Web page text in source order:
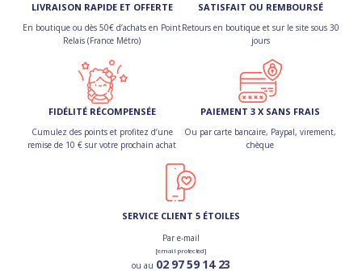
LIVRAISON RAPIDE ET OFFERTE
En boutique ou dès 50€ d’achats en Point
Relais (France Métro)
SATISFAIT OU REMBOURSÉ
Retours en boutique et sur le site sous 30
jours
FIDÉLITÉ RÉCOMPENSÉE
Cumulez des points et profitez d’une
remise de 10 € sur votre prochain achat
PAIEMENT 3 X SANS FRAIS
Ou par carte bancaire, Paypal, virement,
chèque
SERVICE CLIENT 5 ÉTOILES
Par e-mail
[email protected]
ou au 02 97 59 14 23